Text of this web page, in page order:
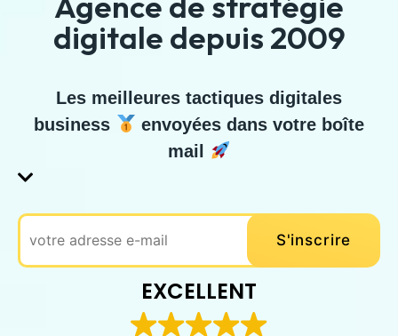
digitale depuis 2009
Les meilleures tactiques digitales
business
envoyées dans votre boîte
mail
EXCELLENT